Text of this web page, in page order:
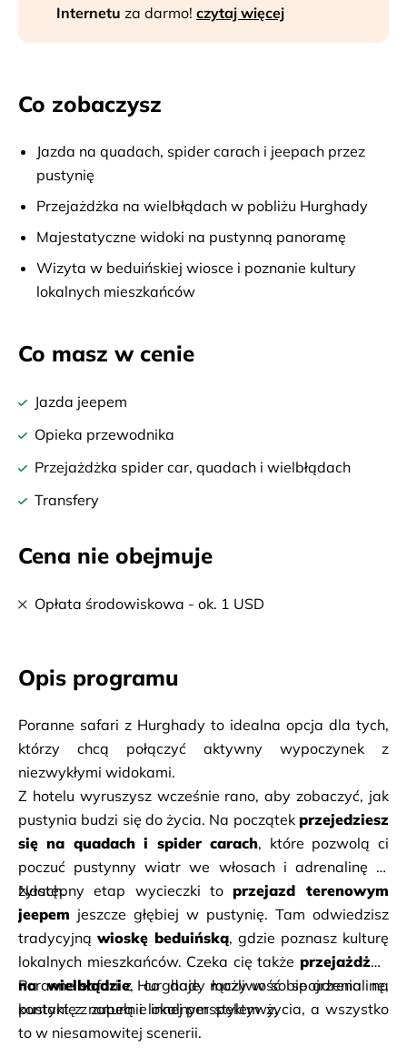
Internetu za darmo! czytaj więcej
Co zobaczysz
Jazda na quadach, spider carach i jeepach przez
pustynię
Przejażdżka na wielbłądach w pobliżu Hurghady
Majestatyczne widoki na pustynną panoramę
Wizyta w beduińskiej wiosce i poznanie kultury
lokalnych mieszkańców
Co masz w cenie
Jazda jeepem
Opieka przewodnika
Przejażdżka spider car, quadach i wielbłądach
Transfery
Cena nie obejmuje
Opłata środowiskowa - ok. 1 USD
Opis programu
Poranne safari z Hurghady to idealna opcja dla tych,
którzy chcą połączyć aktywny wypoczynek z
Z hotelu wyruszysz wcześnie rano, aby zobaczyć, jak
pustynia budzi się do życia. Na początek przejedziesz
się na quadach i spider carach, które pozwolą ci
poczuć pustynny wiatr we włosach i adrenalinę w
żyłach.
Następny etap wycieczki to przejazd terenowym
jeepem jeszcze głębiej w pustynię. Tam odwiedzisz
tradycyjną wioskę beduińską, gdzie poznasz kulturę
lokalnych mieszkańców. Czeka cię także przejażdżka
na wielbłądzie, co daje możliwość spojrzenia na
pustynię z zupełnie innej perspektywy.
Poranne safari z Hurghady łączy w sobie adrenalinę,
kontakt z naturą i lokalnym stylem życia, a wszystko